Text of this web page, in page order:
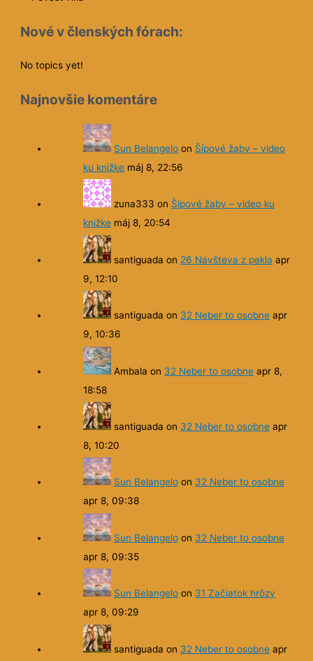
Nové v členských fórach:
No topics yet!
Najnovšie komentáre
Sun Belangelo on Šípové žaby – video
ku knižke máj 8, 22:56
zuna333 on Šípové žaby – video ku
knižke máj 8, 20:54
santiguada on 26 Návšteva z pekla apr
9, 12:10
santiguada on 32 Neber to osobne apr
9, 10:36
Ambala on 32 Neber to osobne apr 8,
18:58
santiguada on 32 Neber to osobne apr
8, 10:20
Sun Belangelo on 32 Neber to osobne
apr 8, 09:38
Sun Belangelo on 32 Neber to osobne
apr 8, 09:35
Sun Belangelo on 31 Začiatok hrôzy
apr 8, 09:29
santiguada on 32 Neber to osobne apr